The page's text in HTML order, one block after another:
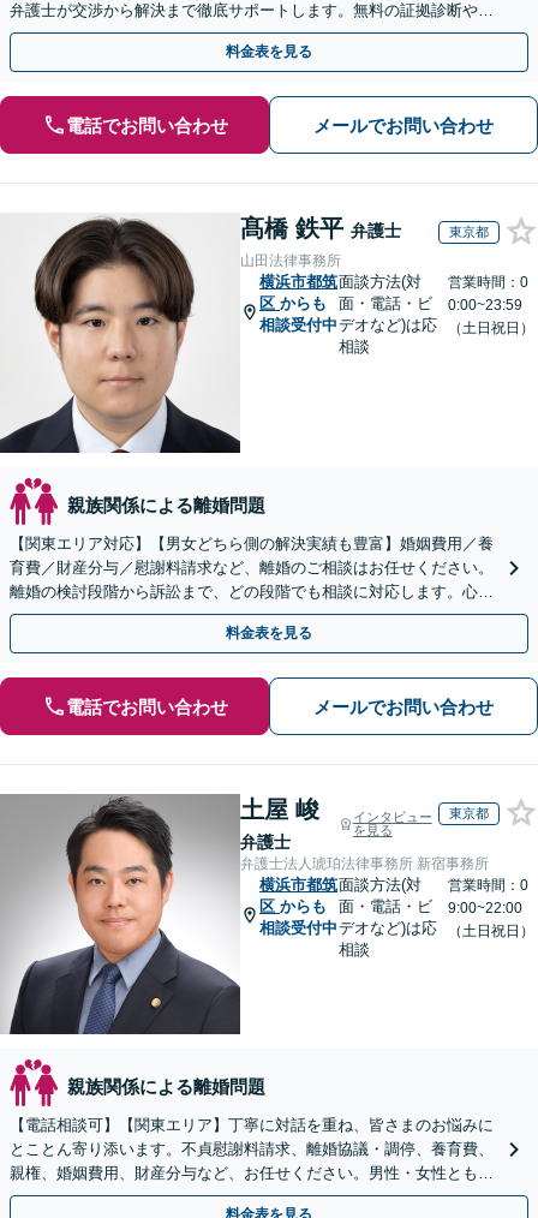
弁護士が交渉から解決まで徹底サポートします。無料の証拠診断や着
手金の返還保証もありますので安心してご相談ください。
料金表を見る
電話でお問い合わせ メールでお問い合わせ
髙橋 鉄平 弁護士 東京都
山田法律事務所
横浜市都筑
区 からも
相談受付中
面談方法(対
面・電話・ビ
デオなど)は応
相談
営業時間：0
0:00~23:59
（土日祝日）
親族関係による離婚問題
【関東エリア対応】【男女どちら側の解決実績も豊富】婚姻費用／養
育費／財産分与／慰謝料請求など、離婚のご相談はお任せください。
離婚の検討段階から訴訟まで、どの段階でも相談に対応します。心情
的な面にも配慮し、納得感の高い解決を目指します。
料金表を見る
電話でお問い合わせ メールでお問い合わせ
土屋 峻
弁護士
インタビュー
を見る
東京都
弁護士法人琥珀法律事務所 新宿事務所
横浜市都筑
区 からも
相談受付中
面談方法(対
面・電話・ビ
デオなど)は応
相談
営業時間：0
9:00~22:00
（土日祝日）
親族関係による離婚問題
【電話相談可】【関東エリア】丁寧に対話を重ね、皆さまのお悩みに
とことん寄り添います。不貞慰謝料請求、離婚協議・調停、養育費、
親権、婚姻費用、財産分与など、お任せください。男性・女性ともに
ご相談をお待ちしております【休日・夜間相談可】
料金表を見る